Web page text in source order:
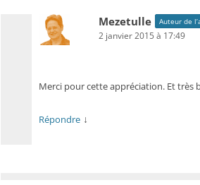
Mezetulle Auteur de
2 janvier 2015 à 17:49
Merci pour cette appréciation. Et très
Répondre ↓